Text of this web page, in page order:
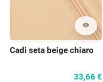
visibility
Cadi seta beige chiaro
33,66 €